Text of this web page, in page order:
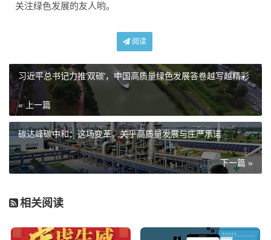
关注绿色发展的友人哟。
阅读
习近平总书记力推‘双碳’，中国高质量绿色发展答卷越写越精彩
« 上一篇
碳达峰碳中和：这场变革，关乎高质量发展与庄严承诺
下一篇 »
相关阅读